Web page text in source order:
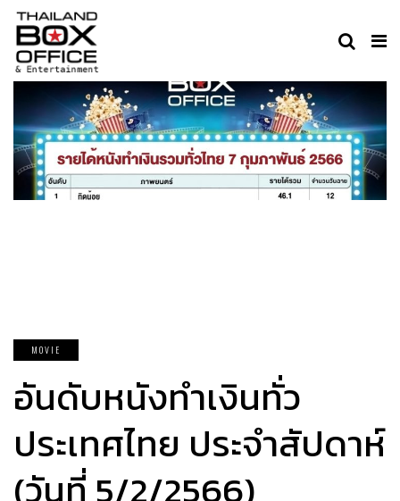
MOVIE
อันดับหนังทำเงินทั่ว
ประเทศไทย ประจำสัปดาห์